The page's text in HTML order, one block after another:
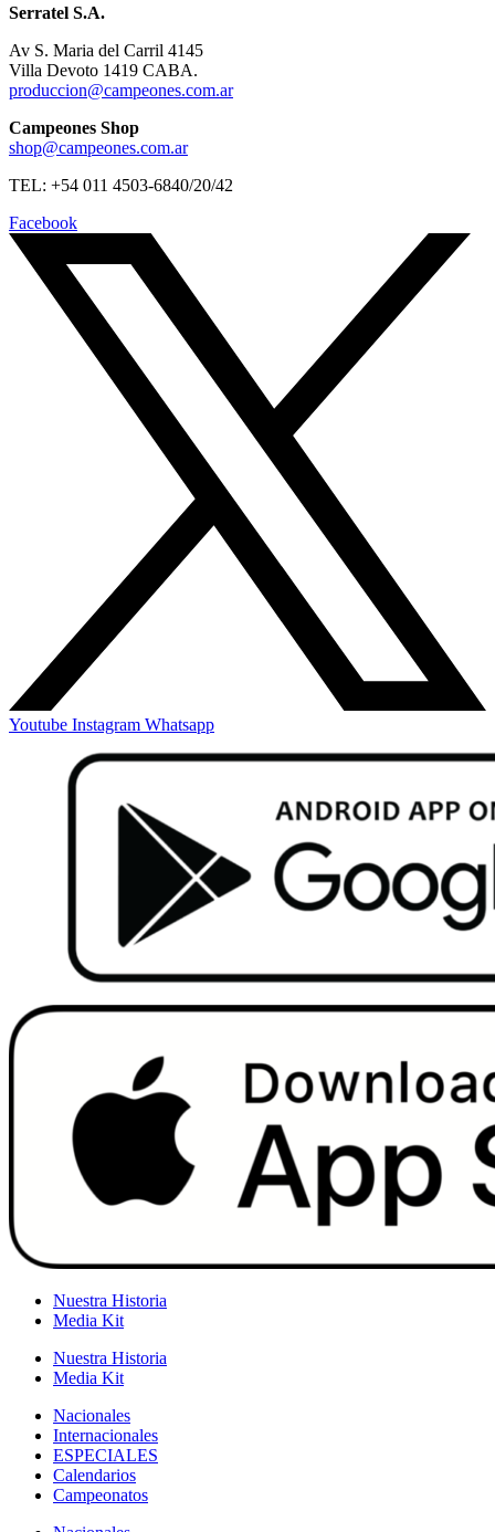
Serratel S.A.
Av S. Maria del Carril 4145
Villa Devoto 1419 CABA.
produccion@campeones.com.ar
Campeones Shop
shop@campeones.com.ar
TEL: +54 011 4503-6840/20/42
Facebook
Youtube Instagram Whatsapp
Nuestra Historia
Media Kit
Nuestra Historia
Media Kit
Nacionales
Internacionales
ESPECIALES
Calendarios
Campeonatos